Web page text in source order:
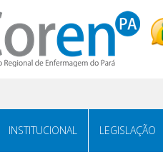
INSTITUCIONAL LEGISLAÇÃO